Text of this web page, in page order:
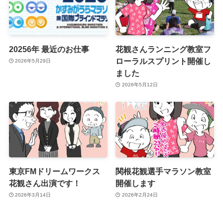
20256年 最近のお仕事
2026年5月29日
花観さんランニング教室フ
ローラルスプリント開催し
ました
2026年5月12日
東京FMドリームワークス
花観さん出演です！
2026年3月14日
関根花観選手マラソン教室
開催します
2026年2月24日